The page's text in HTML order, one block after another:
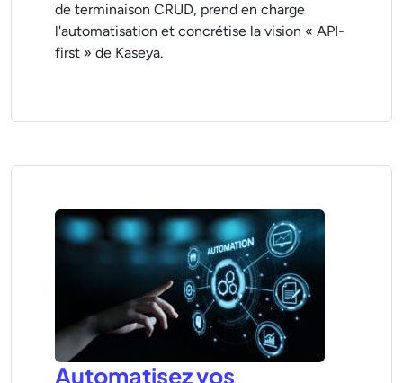
de terminaison CRUD, prend en charge
l'automatisation et concrétise la vision « API-
first » de Kaseya.
Automatisez vos